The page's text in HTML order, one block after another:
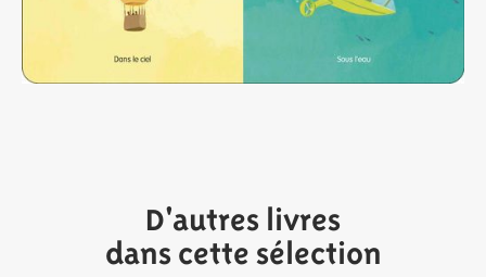
D'autres livres
dans cette sélection